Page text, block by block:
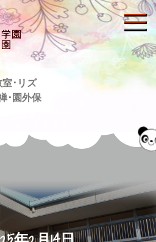
･リズ
･園外保